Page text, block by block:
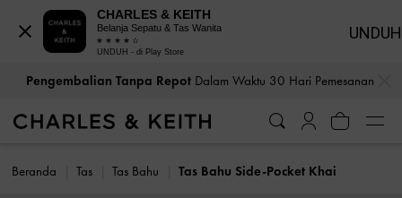
Pengembalian Tanpa RepotDalam Waktu 30 Hari Pemesanan
Beranda Tas Tas Bahu Tas Bahu Side-Pocket Khai
CHARLES & KEITH
Belanja Sepatu & Tas Wanita
UNDUH - di Play Store
UNDUH